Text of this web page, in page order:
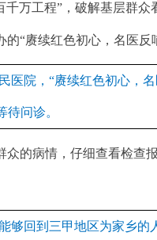
工程”，破解基层群众
“赓续红色初心，名医
医院，“赓续红色初心，
问诊。
病情，仔细查看检查
够回到三甲地区为家乡的